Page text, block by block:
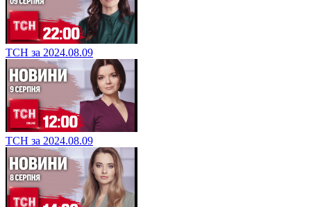
ТСН за 2024.08.09
ТСН за 2024.08.09